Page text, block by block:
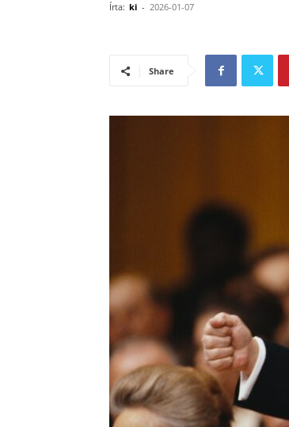
Írta: ki - 2026-01-07
Share